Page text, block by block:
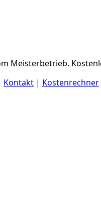
Meisterbetrieb.
Kontakt | Kostenrechner